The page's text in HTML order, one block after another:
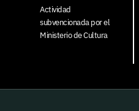
Actividad
subvencionada por el
Ministerio de Cultura